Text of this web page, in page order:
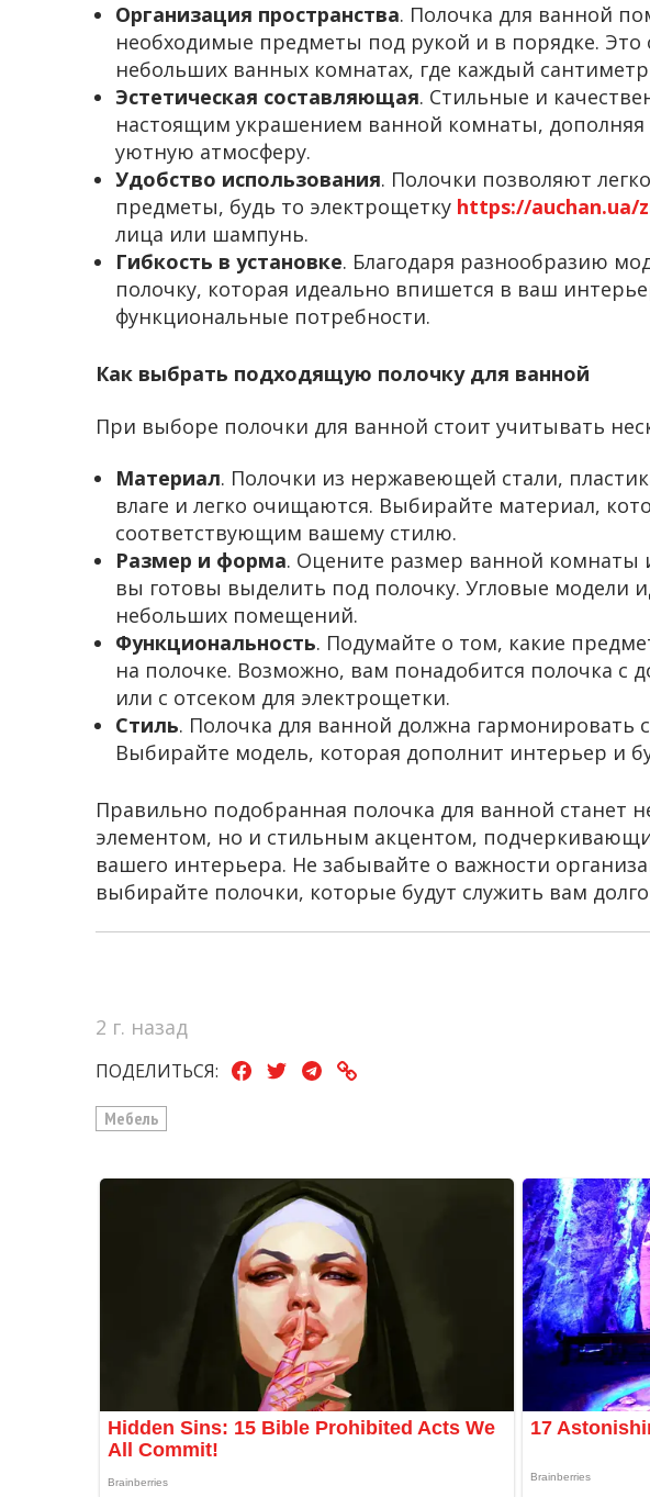
Организация пространства. Полочка для ванной
необходимые предметы под рукой и в порядке. Это
небольших ванных комнатах, где каждый сантиметр
Эстетическая составляющая. Стильные и
настоящим украшением ванной комнаты, дополняя
уютную атмосферу.
Удобство использования. Полочки позволяют
предметы, будь то электрощетку https://auchan.ua/
лица или шампунь.
Гибкость в установке. Благодаря разнообразию
полочку, которая идеально впишется в ваш
функциональные потребности.
Как выбрать подходящую полочку для ванной
При выборе полочки для ванной стоит учитывать
Материал. Полочки из нержавеющей стали,
влаге и легко очищаются. Выбирайте материал,
соответствующим вашему стилю.
Размер и форма. Оцените размер ванной комнаты
вы готовы выделить под полочку. Угловые модели
небольших помещений.
Функциональность. Подумайте о том, какие
на полочке. Возможно, вам понадобится полочка
или с отсеком для электрощетки.
Стиль. Полочка для ванной должна
Выбирайте модель, которая дополнит интерьер и
Правильно подобранная полочка для ванной станет
элементом, но и стильным акцентом,
вашего интерьера. Не забывайте о важности
выбирайте полочки, которые будут служить вам
2 г. назад
ПОДЕЛИТЬСЯ:
Мебель